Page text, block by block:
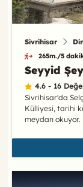
Sivrihisar
265m./5
Seyyid
4.6 - 16
Sivrihisar'da
Külliyesi, tarihi
meydan okuyor.